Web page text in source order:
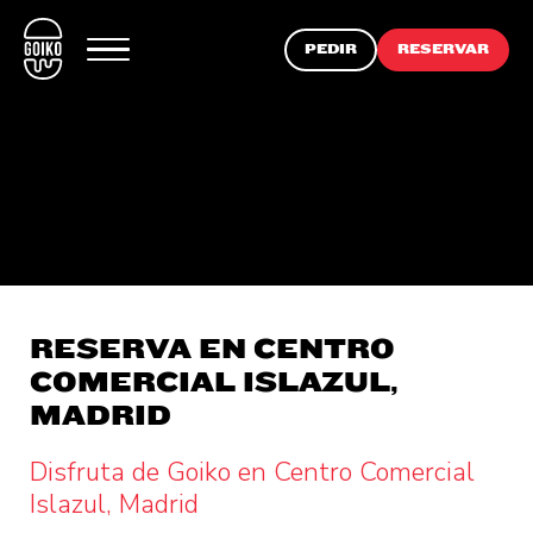
PEDIR RESERVAR
RESERVA EN CENTRO
COMERCIAL ISLAZUL,
MADRID
Disfruta de Goiko en Centro Comercial
Islazul, Madrid